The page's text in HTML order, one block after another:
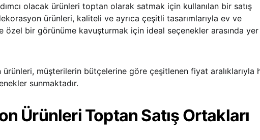
olacak ürünleri toptan olarak satmak için kullanılan bir satış
ürünleri, kaliteli ve ayrıca çeşitli tasarımlarıyla ev ve
özel bir görünüme kavuşturmak için ideal seçenekler arasında yer
müşterilerin bütçelerine göre çeşitlenen fiyat aralıklarıyla
sunmaktadır.
Ürünleri Toptan Satış Ortakları